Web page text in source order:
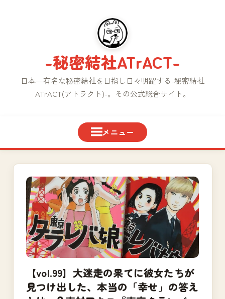
-秘密結社ATrACT-
日本一有名な秘密結社を目指し日々明躍する-秘密結社
ATrACT(アトラクト)-。その公式総合サイト。
【vol.99】大迷走の果てに彼女たちが
見つけ出した、本当の「幸せ」の答え